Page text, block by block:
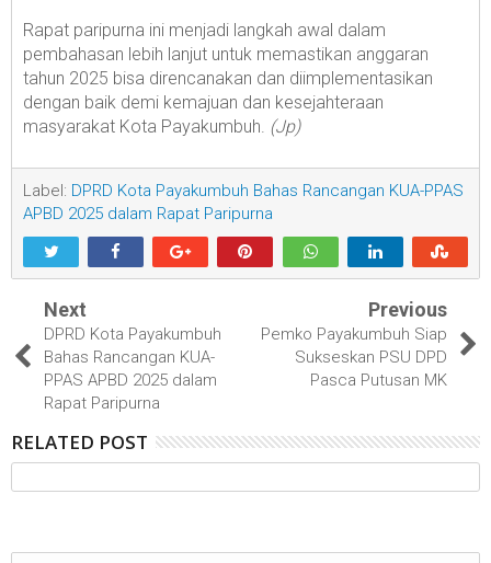
Rapat paripurna ini menjadi langkah awal dalam
pembahasan lebih lanjut untuk memastikan anggaran
tahun 2025 bisa direncanakan dan diimplementasikan
dengan baik demi kemajuan dan kesejahteraan
masyarakat Kota Payakumbuh. (Jp)
Label: DPRD Kota Payakumbuh Bahas Rancangan KUA-PPAS
APBD 2025 dalam Rapat Paripurna
Next
DPRD Kota Payakumbuh
Bahas Rancangan KUA-
PPAS APBD 2025 dalam
Rapat Paripurna
Previous
Pemko Payakumbuh Siap
Sukseskan PSU DPD
Pasca Putusan MK
RELATED POST